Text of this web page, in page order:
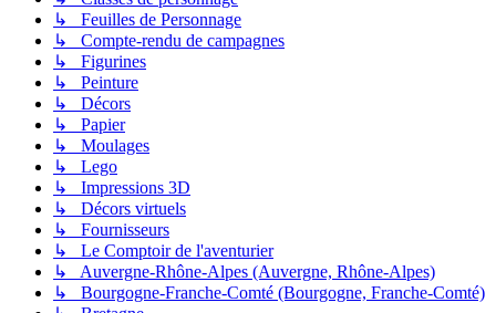
↳ Feuilles de Personnage
↳ Compte-rendu de campagnes
↳ Figurines
↳ Peinture
↳ Décors
↳ Papier
↳ Moulages
↳ Lego
↳ Impressions 3D
↳ Décors virtuels
↳ Fournisseurs
↳ Le Comptoir de l'aventurier
↳ Auvergne-Rhône-Alpes (Auvergne, Rhône-Alpes)
↳ Bourgogne-Franche-Comté (Bourgogne, Franche-Comté)